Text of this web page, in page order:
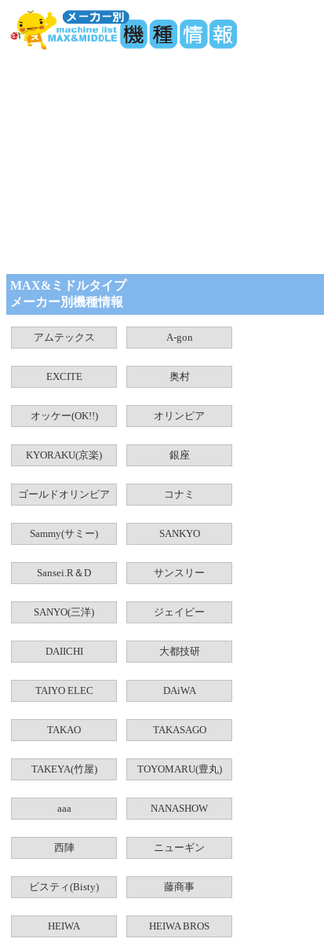
MAX&ミドルタイプ
メーカー別機種情報
アムテックス A-gon
EXCITE 奥村
オッケー(OK!!) オリンピア
KYORAKU(京楽) 銀座
ゴールドオリンピア コナミ
Sammy(サミー) SANKYO
Sansei.R＆D サンスリー
SANYO(三洋) ジェイビー
DAIICHI 大都技研
TAIYO ELEC DAiWA
TAKAO TAKASAGO
TAKEYA(竹屋) TOYOMARU(豊丸)
aaa NANASHOW
西陣 ニューギン
ビスティ(Bisty) 藤商事
HEIWA HEIWA BROS